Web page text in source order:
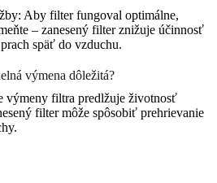
Aby filter fungoval optimálne,
– zanesený filter znižuje účinnosť
späť do vzduchu.
výmena dôležitá?
výmeny filtra predlžuje životnosť
filter môže spôsobiť prehrievanie